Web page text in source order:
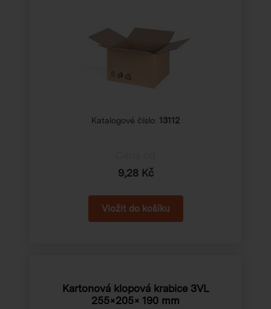
Katalogové číslo: 13112
9,28 Kč
Kartonová klopová krabice 3VL
255×205× 190 mm